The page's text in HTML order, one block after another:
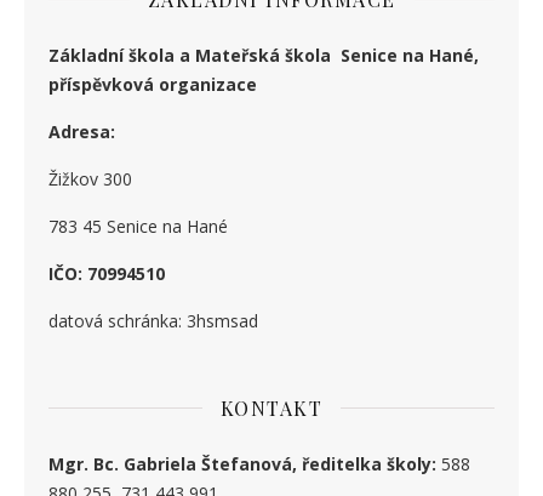
Základní škola a Mateřská škola Senice na Hané,
příspěvková organizace
Adresa:
Žižkov 300
783 45 Senice na Hané
IČO: 70994510
datová schránka: 3hsmsad
KONTAKT
Mgr. Bc. Gabriela Štefanová, ředitelka školy: 588